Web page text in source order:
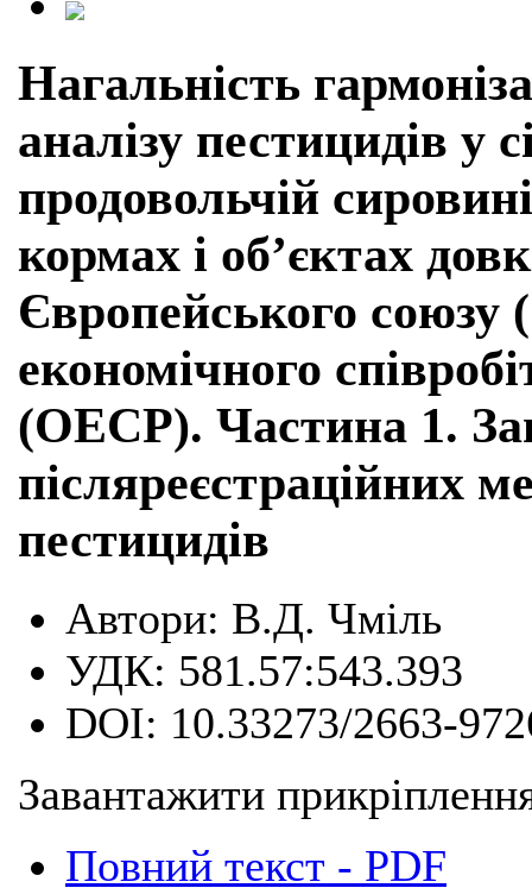
Нагальність
аналізу пестицидів у
продовольчій
кормах і об’єктах
Європейського союзу
економічного
(ОЕСР). Частина 1.
післяреєстраційних
пестицидів
Автори: В.Д. Чміль
УДК: 581.57:543.393
DOI: 10.33273/2663-
Завантажити
Повний текст - PDF